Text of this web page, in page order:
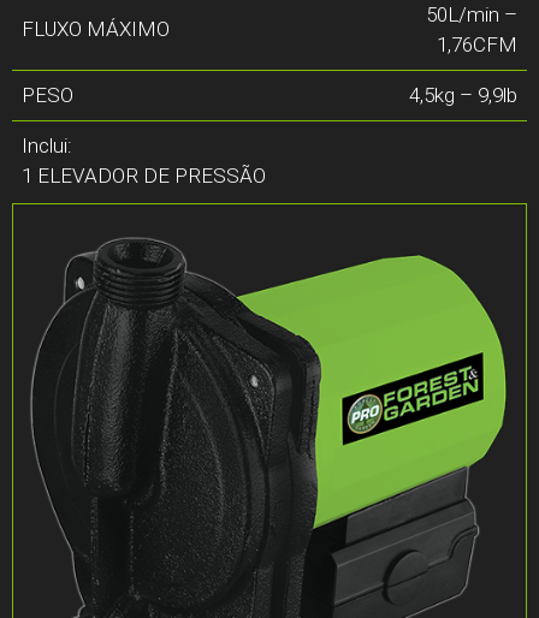
FLUXO MÁXIMO
50L/min –
1,76CFM
PESO 4,5kg – 9,9lb
Inclui:
1 ELEVADOR DE PRESSÃO